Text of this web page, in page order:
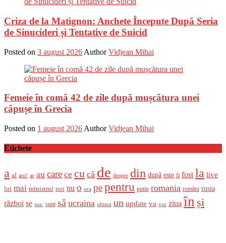
Criza de la Matignon: Anchete Începute După Seria
de Sinucideri și Tentative de Suicid
Posted on 3 august 2026 Author Vidjean Mihai
Femeie în comă 42 de zile după mușcătura unei
căpușe în Grecia
Posted on 1 august 2026 Author Vidjean Mihai
Etichete
a al ani! ar au care ce cu că de despre din după este fi fost la live
lui mai ministrul noi nu o ora pepentru putin romania români rusia
război se sua: sunt să ucraina ultima un update va vor ziua în și